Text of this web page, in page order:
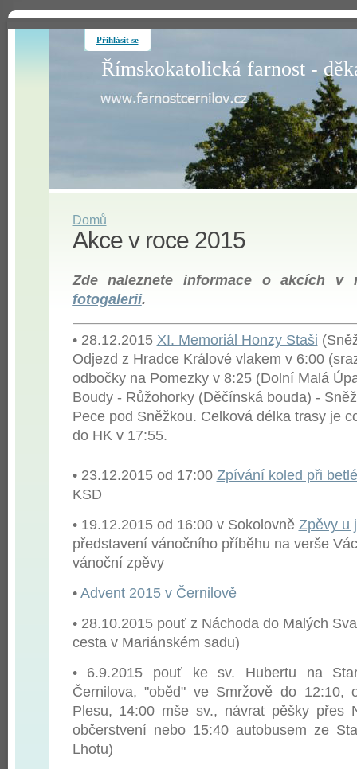
Přihlásit se
Římskokatolická farnost -
Domů
Akce v roce 2015
Zde naleznete informace o akcích v
fotogalerii.
• 28.12.2015 XI. Memoriál Honzy Staši
Odjezd z Hradce Králové vlakem v 6:00
odbočky na Pomezky v 8:25 (Dolní Malá
Boudy - Růžohorky (Děčínská bouda) -
Pece pod Sněžkou. Celková délka trasy je
do HK v 17:55.
• 23.12.2015 od 17:00 Zpívání koled při
KSD
• 19.12.2015 od 16:00 v Sokolovně Zpěvy u
představení vánočního příběhu na verše
vánoční zpěvy
•Advent 2015 v Černilově
• 28.10.2015 pouť z Náchoda do Malých
cesta v Mariánském sadu)
• 6.9.2015 pouť ke sv. Hubertu na
Černilova, "oběd" ve Smržově do 12:10,
Plesu, 14:00 mše sv., návrat pěšky přes
občerstvení nebo 15:40 autobusem ze
Lhotu)